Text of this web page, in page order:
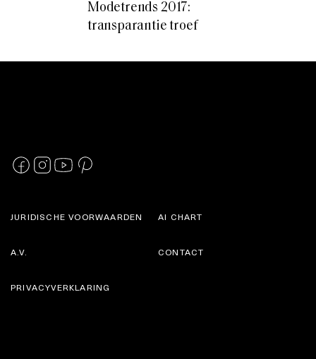
Modetrends 2017:
transparantie troef
JURIDISCHE VOORWAARDEN
A.V.
AI CHART
CONTACT
PRIVACYVERKLARING